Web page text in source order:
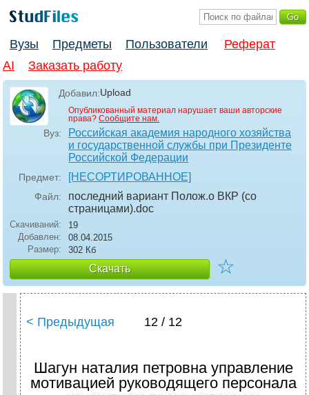
Вузы Предметы Пользователи
Реферат
AI
Заказать работу
Добавил:Upload
Опубликованный материал нарушает ваши авторские
права? Сообщите нам.
Вуз:
Российская академия народного хозяйства
и государственной службы при Президенте
Российской Федерации
Предмет: [НЕСОРТИРОВАННОЕ]
Файл:
последний вариант Полож.о ВКР (со
страницами).doc
Скачиваний:
19
Добавлен:
08.04.2015
Размер:
302 Кб
Скачать ☆
< Предыдущая 12 / 12
Шагун наталия петровна управление
мотивацией руководящего персонала